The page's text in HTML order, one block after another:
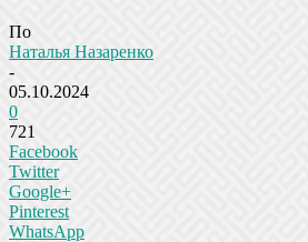
По
Наталья Назаренко
-
05.10.2024
0
721
Facebook
Twitter
Google+
Pinterest
WhatsApp